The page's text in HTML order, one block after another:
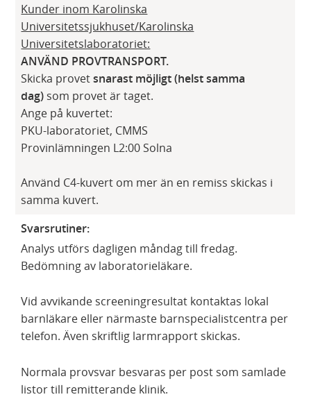
Kunder inom Karolinska
Universitetssjukhuset/Karolinska
Universitetslaboratoriet:
ANVÄND PROVTRANSPORT.
Skicka provetsnarast möjligt (helst samma
dag) som provet är taget.
Ange på kuvertet:
PKU-laboratoriet, CMMS
Provinlämningen L2:00 Solna
Använd C4-kuvert om mer än en remiss skickas i
samma kuvert.
Svarsrutiner:
Analys utförs dagligen måndag till fredag.
Bedömning av laboratorieläkare.
Vid avvikande screeningresultat kontaktas lokal
barnläkare eller närmaste barnspecialistcentra per
telefon. Även skriftlig larmrapport skickas.
Normala provsvar besvaras per post som samlade
listor till remitterande klinik.